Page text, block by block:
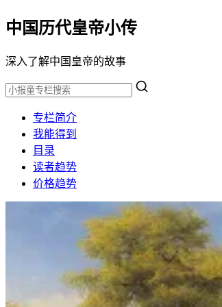
中国历代皇帝小传
深入了解中国皇帝的故事
专栏简介
我能得到
目录
读者趋势
价格趋势